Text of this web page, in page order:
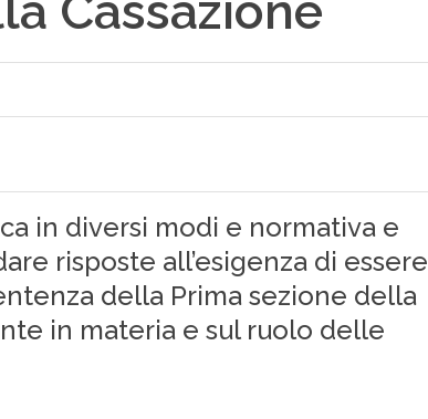
in diversi modi e normativa e
risposte all’esigenza di essere
della Prima sezione della
in materia e sul ruolo delle